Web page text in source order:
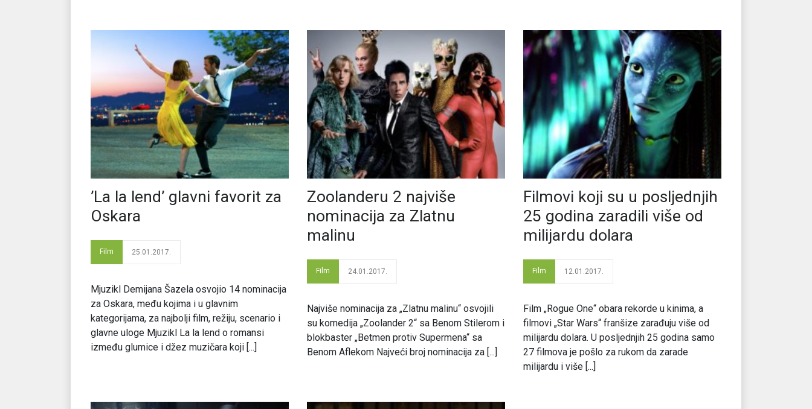
’La la lend’ glavni favorit za
Oskara
Film 25.01.2017.
Mjuzikl Demijana Šazela osvojio 14 nominacija
za Oskara, među kojima i u glavnim
kategorijama, za najbolji film, režiju, scenario i
glavne uloge Mjuzikl La la lend o romansi
između glumice i džez muzičara koji [...]
Zoolanderu 2 najviše
nominacija za Zlatnu
malinu
Film 24.01.2017.
Najviše nominacija za „Zlatnu malinu“ osvojili
su komedija „Zoolander 2“ sa Benom Stilerom i
blokbaster „Betmen protiv Supermena“ sa
Benom Aflekom Najveći broj nominacija za [...]
Filmovi koji su u posljednjih
25 godina zaradili više od
milijardu dolara
Film 12.01.2017.
Film „Rogue One“ obara rekorde u kinima, a
filmovi „Star Wars“ franšize zarađuju više od
milijardu dolara. U posljednjih 25 godina samo
27 filmova je pošlo za rukom da zarade
milijardu i više [...]